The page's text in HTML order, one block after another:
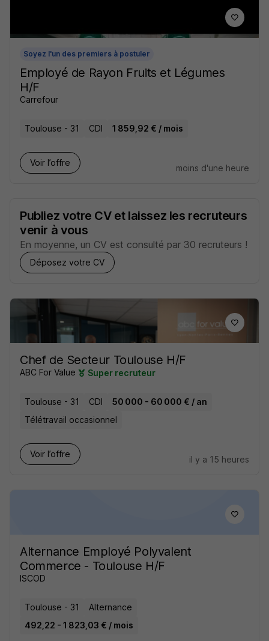
Soyez l'un des premiers à postuler
Employé de Rayon Fruits et Légumes
H/F
Carrefour
Toulouse - 31 CDI 1 859,92 € / mois
Voir l’offre
moins d'une heure
Publiez votre CV et laissez les recruteurs
venir à vous
En moyenne, un CV est consulté par 30 recruteurs !
Déposez votre CV
Chef de Secteur Toulouse H/F
ABC For Value Super recruteur
Toulouse - 31 CDI
50 000 - 60 000 € / an
Télétravail occasionnel
Voir l’offre
il y a 15 heures
Alternance Employé Polyvalent
Commerce - Toulouse H/F
ISCOD
Toulouse - 31
Alternance
492,22 - 1 823,03 € / mois